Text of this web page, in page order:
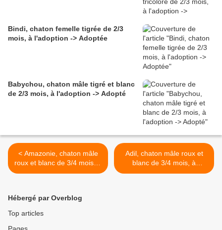
Bindi, chaton femelle tigrée de 2/3
mois, à l'adoption -> Adoptée
Babychou, chaton mâle tigré et blanc
de 2/3 mois, à l'adoption -> Adopté
< Amazonie, chaton mâle
roux et blanc de 3/4 mois, à
l'adoption -> adopté
Adil, chaton mâle roux et
blanc de 3/4 mois, à
l'adoption -> adopté >
Hébergé par Overblog
Top articles